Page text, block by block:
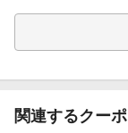
関連するクー